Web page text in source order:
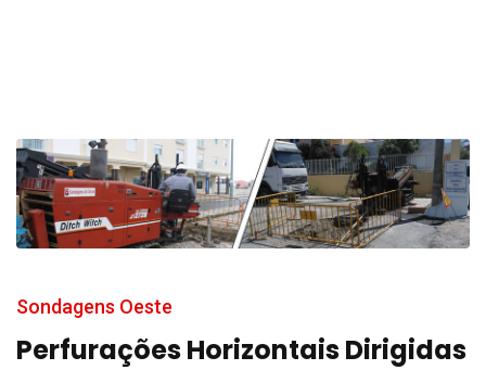
Sondagens Oeste
Perfurações Horizontais Dirigidas